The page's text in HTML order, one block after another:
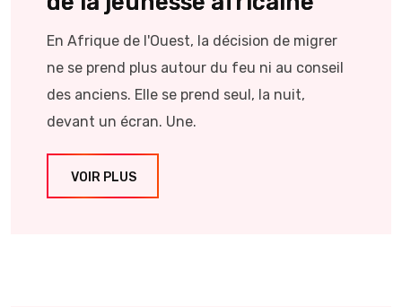
En Afrique de l'Ouest, la décision de migrer
ne se prend plus autour du feu ni au conseil
des anciens. Elle se prend seul, la nuit,
devant un écran. Une.
VOIR PLUS